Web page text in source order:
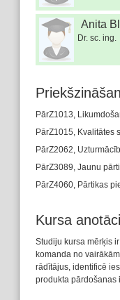
Anita
Dr. sc. ing.
PārZ1013,
PārZ1015, Kvalitātes
PārZ2062,
PārZ3089, Jaunu
PārZ4060, Pārtikas
Kursa
Studiju kursa mērķis
komanda no
rādītājus, identificē
produkta pārdošanas